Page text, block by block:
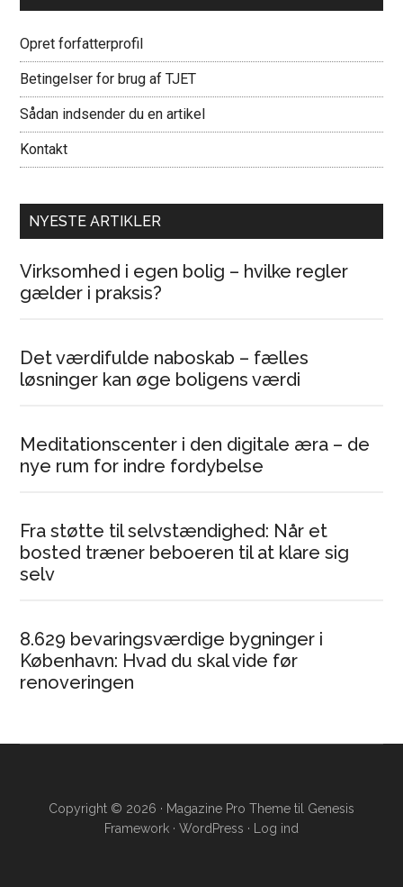
Opret forfatterprofil
Betingelser for brug af TJET
Sådan indsender du en artikel
Kontakt
NYESTE ARTIKLER
Virksomhed i egen bolig – hvilke regler
gælder i praksis?
Det værdifulde naboskab – fælles
løsninger kan øge boligens værdi
Meditationscenter i den digitale æra – de
nye rum for indre fordybelse
Fra støtte til selvstændighed: Når et
bosted træner beboeren til at klare sig
selv
8.629 bevaringsværdige bygninger i
København: Hvad du skal vide før
renoveringen
Copyright © 2026 · Magazine Pro Theme til Genesis
Framework · WordPress · Log ind